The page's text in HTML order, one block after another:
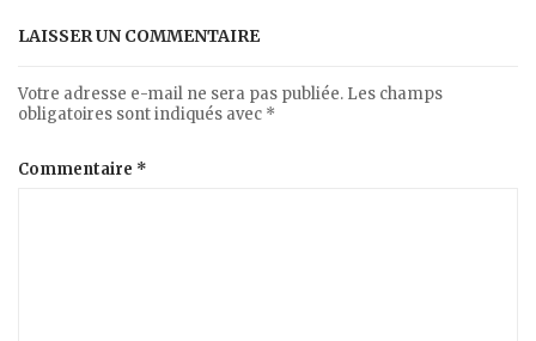
LAISSER UN COMMENTAIRE
Votre adresse e-mail ne sera pas publiée. Les champs
obligatoires sont indiqués avec *
Commentaire *